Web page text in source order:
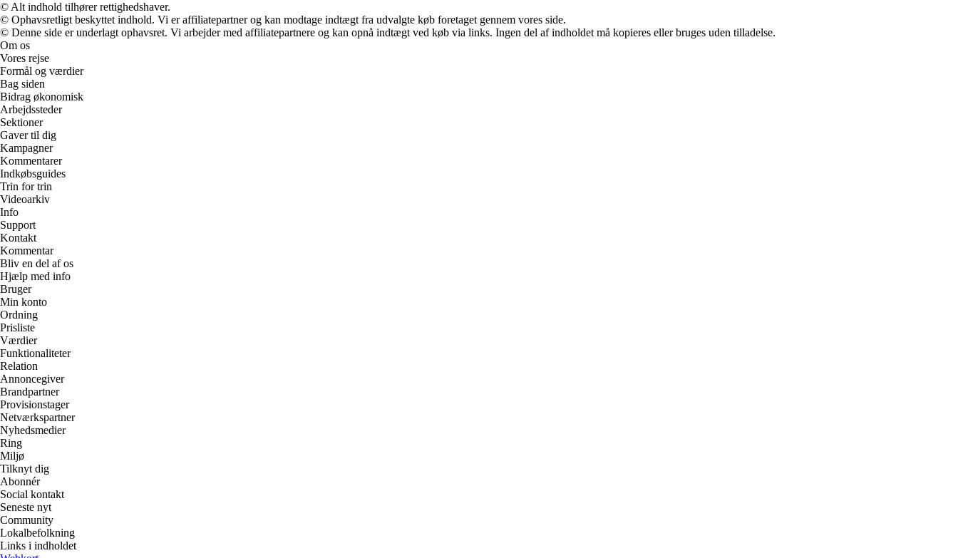
© Alt indhold tilhører rettighedshaver.
© Ophavsretligt beskyttet indhold. Vi er affiliatepartner og kan modtage indtægt fra udvalgte køb foretaget gennem vores side.
© Denne side er underlagt ophavsret. Vi arbejder med affiliatepartnere og kan opnå indtægt ved køb via links. Ingen del af indholdet må kopieres eller bruges uden tilladelse.
Om os
Vores rejse
Formål og værdier
Bag siden
Bidrag økonomisk
Arbejdssteder
Sektioner
Gaver til dig
Kampagner
Kommentarer
Indkøbsguides
Trin for trin
Videoarkiv
Info
Support
Kontakt
Kommentar
Bliv en del af os
Hjælp med info
Bruger
Min konto
Ordning
Prisliste
Værdier
Funktionaliteter
Relation
Annoncegiver
Brandpartner
Provisionstager
Netværkspartner
Nyhedsmedier
Ring
Miljø
Tilknyt dig
Abonnér
Social kontakt
Seneste nyt
Community
Lokalbefolkning
Links i indholdet